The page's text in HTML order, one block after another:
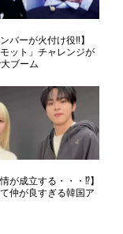
バーが火付け役‼】
モット」チャレンジが
ブーム
が成立する・・・⁉】
仲が良すぎる韓国ア